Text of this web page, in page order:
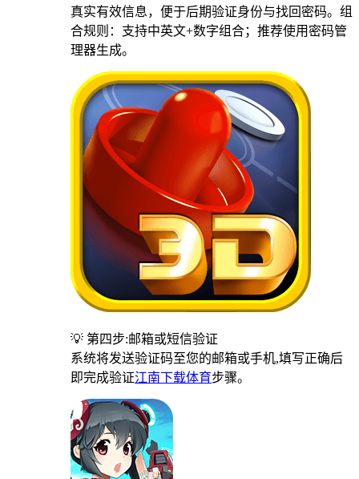
真实有效信息，便于后期验证身份与找回密码。组
合规则：支持中英文+数字组合；推荐使用密码管
理器生成。
💡 第四步:邮箱或短信验证
系统将发送验证码至您的邮箱或手机,填写正确后
即完成验证江南下载体育步骤。